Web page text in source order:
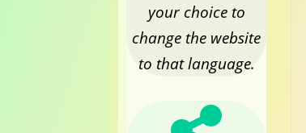
your choice to
change the website
to that language.